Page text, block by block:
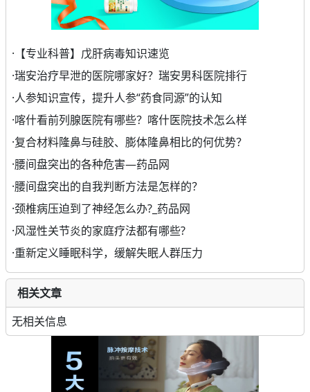
· 【专业科普】戊肝病毒知识速览
·瑞安治疗早泄的医院哪家好？瑞安男科医院排行
·人参知识宣传，提升人参“药食同源”的认知
·喀什看前列腺医院有哪些？喀什医院技术怎么样
·复合材料隆鼻与硅胶、膨体隆鼻相比的何优势？
·腰间盘突出的各种危害—药品网
·腰间盘突出的自我判断方法是怎样的？
·颈椎病压迫到了神经怎么办?_药品网
·风湿性关节炎的家庭疗法都有哪些?
·重新定义睡眠科学，缓解失眠人群压力
相关文章
无相关信息